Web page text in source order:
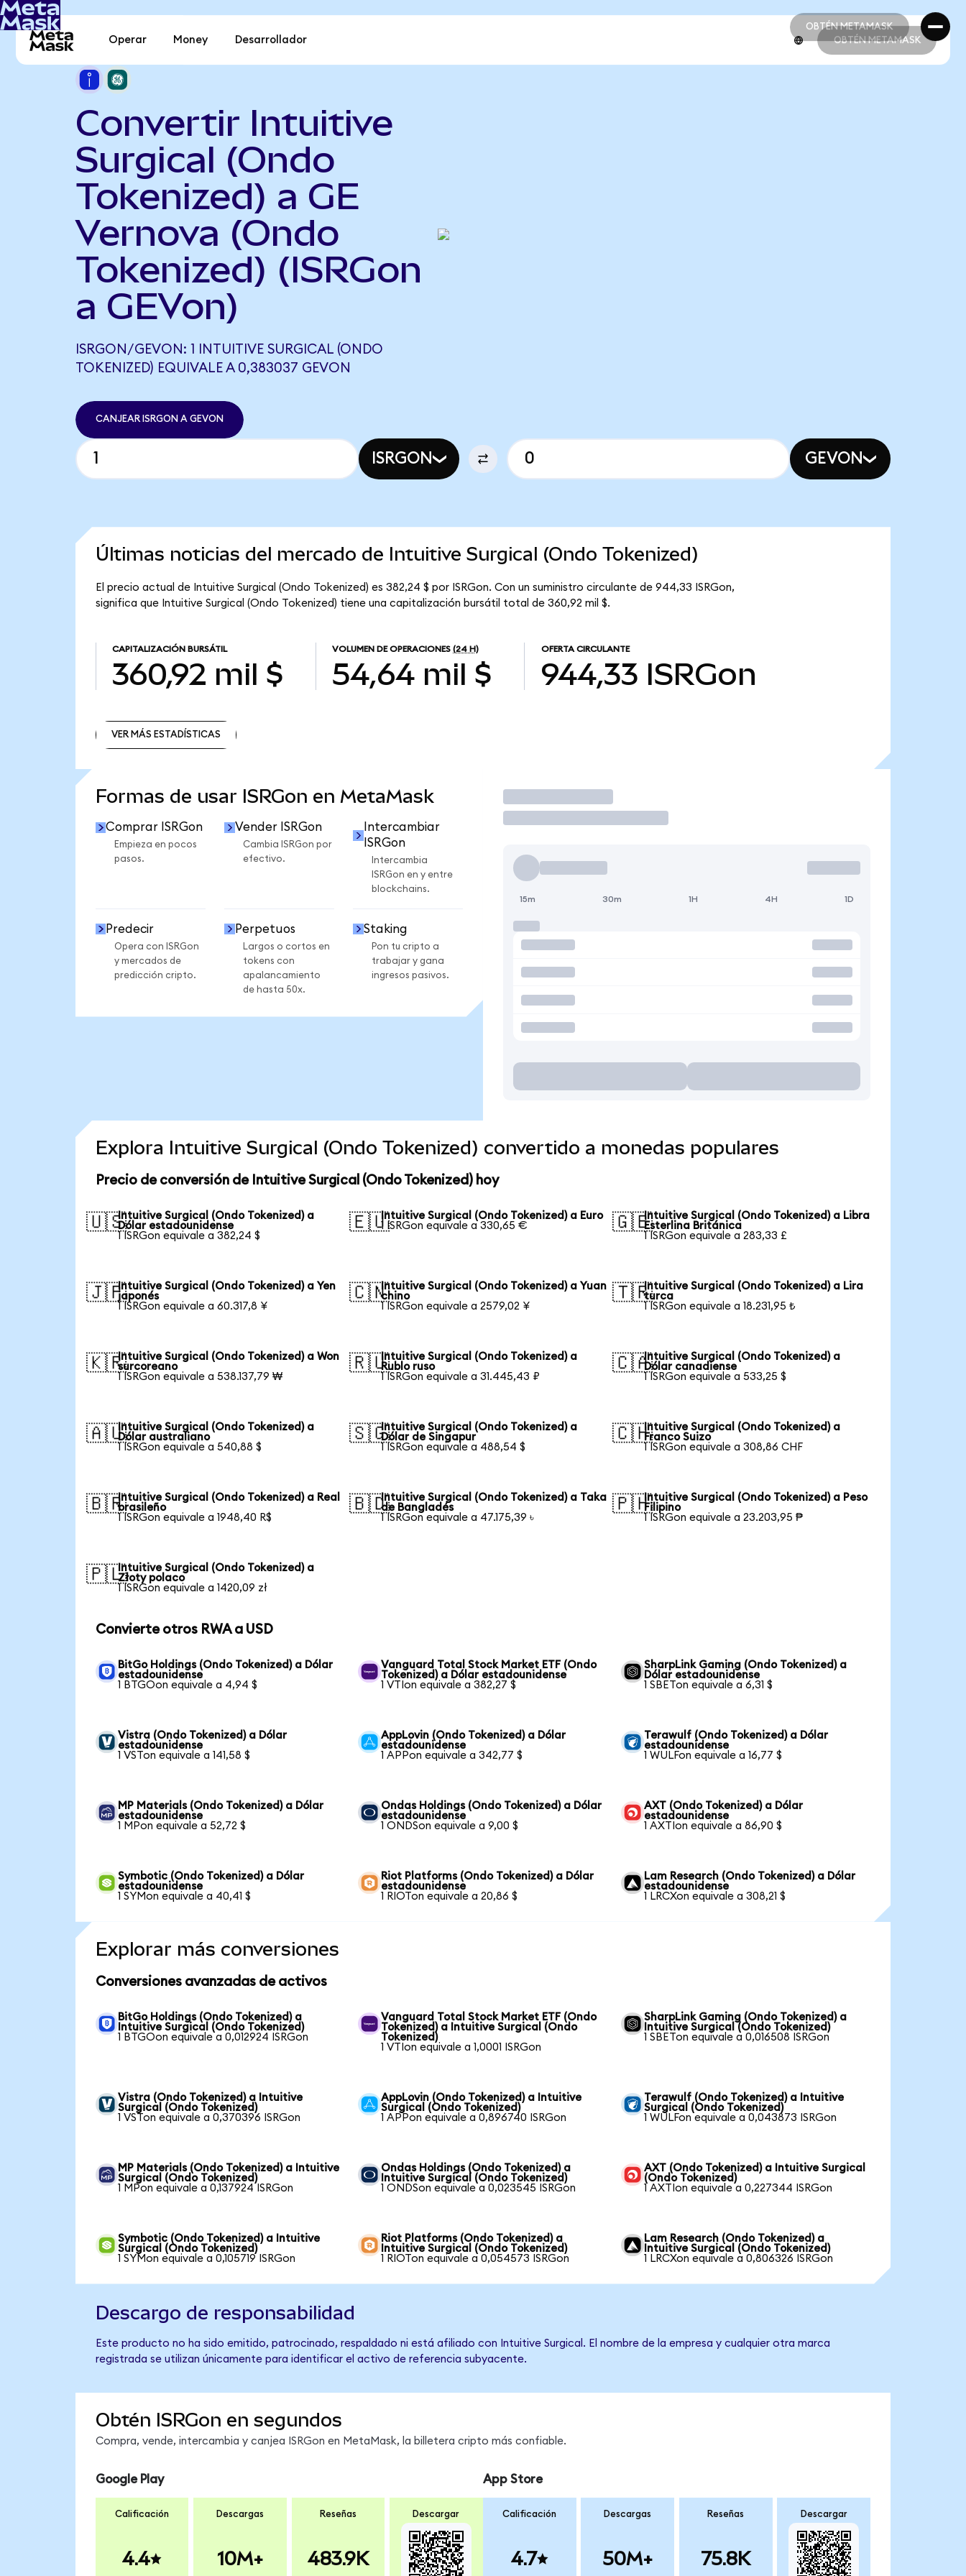
OBTÉN METAMASK
OBTÉN METAMASK
Operar Money Desarrollador OBTÉN METAMASK
Convertir Intuitive
Surgical (Ondo
Tokenized) a GE
Vernova (Ondo
Tokenized) (ISRGon
a GEVon)
ISRGON/GEVON: 1 INTUITIVE SURGICAL (ONDO
TOKENIZED) EQUIVALE A 0,383037 GEVON
CANJEAR ISRGON A GEVON
ISRGON GEVON
Últimas noticias del mercado de Intuitive Surgical (Ondo Tokenized)
El precio actual de Intuitive Surgical (Ondo Tokenized) es 382,24 $ por ISRGon. Con un suministro circulante de 944,33 ISRGon,
significa que Intuitive Surgical (Ondo Tokenized) tiene una capitalización bursátil total de 360,92 mil $.
CAPITALIZACIÓN BURSÁTIL
360,92 mil $
VOLUMEN DE OPERACIONES (24 H)
54,64 mil $
OFERTA CIRCULANTE
944,33 ISRGon
VER MÁS ESTADÍSTICAS
Formas de usar ISRGon en MetaMask
Comprar ISRGon
Empieza en pocos
pasos.
Vender ISRGon
Cambia ISRGon por
efectivo.
Intercambiar
ISRGon
Intercambia
ISRGon en y entre
blockchains.
Predecir
Opera con ISRGon
y mercados de
predicción cripto.
Perpetuos
Largos o cortos en
tokens con
apalancamiento
de hasta 50x.
Staking
Pon tu cripto a
trabajar y gana
ingresos pasivos.
Operar
15m 30m 1H 4H 1D
Explora Intuitive Surgical (Ondo Tokenized) convertido a monedas populares
Precio de conversión de Intuitive Surgical (Ondo Tokenized) hoy
🇺🇸Intuitive Surgical (Ondo Tokenized) a
Dólar estadounidense
1 ISRGon equivale a 382,24 $
🇪🇺Intuitive Surgical (Ondo Tokenized) a Euro
1 ISRGon equivale a 330,65 €
🇬🇧Intuitive Surgical (Ondo Tokenized) a Libra
Esterlina Británica
1 ISRGon equivale a 283,33 £
🇯🇵Intuitive Surgical (Ondo Tokenized) a Yen
japonés
1 ISRGon equivale a 60.317,8 ¥
🇨🇳Intuitive Surgical (Ondo Tokenized) a Yuan
chino
1 ISRGon equivale a 2579,02 ¥
🇹🇷Intuitive Surgical (Ondo Tokenized) a Lira
turca
1 ISRGon equivale a 18.231,95 ₺
🇰🇷Intuitive Surgical (Ondo Tokenized) a Won
surcoreano
1 ISRGon equivale a 538.137,79 ₩
🇷🇺Intuitive Surgical (Ondo Tokenized) a
Rublo ruso
1 ISRGon equivale a 31.445,43 ₽
🇨🇦Intuitive Surgical (Ondo Tokenized) a
Dólar canadiense
1 ISRGon equivale a 533,25 $
🇦🇺Intuitive Surgical (Ondo Tokenized) a
Dólar australiano
1 ISRGon equivale a 540,88 $
🇸🇬Intuitive Surgical (Ondo Tokenized) a
Dólar de Singapur
1 ISRGon equivale a 488,54 $
🇨🇭Intuitive Surgical (Ondo Tokenized) a
Franco Suizo
1 ISRGon equivale a 308,86 CHF
🇧🇷Intuitive Surgical (Ondo Tokenized) a Real
brasileño
1 ISRGon equivale a 1948,40 R$
🇧🇩Intuitive Surgical (Ondo Tokenized) a Taka
de Bangladés
1 ISRGon equivale a 47.175,39 ৳
🇵🇭Intuitive Surgical (Ondo Tokenized) a Peso
Filipino
1 ISRGon equivale a 23.203,95 ₱
🇵🇱Intuitive Surgical (Ondo Tokenized) a
Złoty polaco
1 ISRGon equivale a 1420,09 zł
Convierte otros RWA a USD
BitGo Holdings (Ondo Tokenized) a Dólar
estadounidense
1 BTGOon equivale a 4,94 $
Vanguard Total Stock Market ETF (Ondo
Tokenized) a Dólar estadounidense
1 VTIon equivale a 382,27 $
SharpLink Gaming (Ondo Tokenized) a
Dólar estadounidense
1 SBETon equivale a 6,31 $
Vistra (Ondo Tokenized) a Dólar
estadounidense
1 VSTon equivale a 141,58 $
AppLovin (Ondo Tokenized) a Dólar
estadounidense
1 APPon equivale a 342,77 $
Terawulf (Ondo Tokenized) a Dólar
estadounidense
1 WULFon equivale a 16,77 $
MP Materials (Ondo Tokenized) a Dólar
estadounidense
1 MPon equivale a 52,72 $
Ondas Holdings (Ondo Tokenized) a Dólar
estadounidense
1 ONDSon equivale a 9,00 $
AXT (Ondo Tokenized) a Dólar
estadounidense
1 AXTIon equivale a 86,90 $
Symbotic (Ondo Tokenized) a Dólar
estadounidense
1 SYMon equivale a 40,41 $
Riot Platforms (Ondo Tokenized) a Dólar
estadounidense
1 RIOTon equivale a 20,86 $
Lam Research (Ondo Tokenized) a Dólar
estadounidense
1 LRCXon equivale a 308,21 $
Explorar más conversiones
Conversiones avanzadas de activos
BitGo Holdings (Ondo Tokenized) a
Intuitive Surgical (Ondo Tokenized)
1 BTGOon equivale a 0,012924 ISRGon
Vanguard Total Stock Market ETF (Ondo
Tokenized) a Intuitive Surgical (Ondo
Tokenized)
1 VTIon equivale a 1,0001 ISRGon
SharpLink Gaming (Ondo Tokenized) a
Intuitive Surgical (Ondo Tokenized)
1 SBETon equivale a 0,016508 ISRGon
Vistra (Ondo Tokenized) a Intuitive
Surgical (Ondo Tokenized)
1 VSTon equivale a 0,370396 ISRGon
AppLovin (Ondo Tokenized) a Intuitive
Surgical (Ondo Tokenized)
1 APPon equivale a 0,896740 ISRGon
Terawulf (Ondo Tokenized) a Intuitive
Surgical (Ondo Tokenized)
1 WULFon equivale a 0,043873 ISRGon
MP Materials (Ondo Tokenized) a Intuitive
Surgical (Ondo Tokenized)
1 MPon equivale a 0,137924 ISRGon
Ondas Holdings (Ondo Tokenized) a
Intuitive Surgical (Ondo Tokenized)
1 ONDSon equivale a 0,023545 ISRGon
AXT (Ondo Tokenized) a Intuitive Surgical
(Ondo Tokenized)
1 AXTIon equivale a 0,227344 ISRGon
Symbotic (Ondo Tokenized) a Intuitive
Surgical (Ondo Tokenized)
1 SYMon equivale a 0,105719 ISRGon
Riot Platforms (Ondo Tokenized) a
Intuitive Surgical (Ondo Tokenized)
1 RIOTon equivale a 0,054573 ISRGon
Lam Research (Ondo Tokenized) a
Intuitive Surgical (Ondo Tokenized)
1 LRCXon equivale a 0,806326 ISRGon
Descargo de responsabilidad
Este producto no ha sido emitido, patrocinado, respaldado ni está afiliado con Intuitive Surgical. El nombre de la empresa y cualquier otra marca
registrada se utilizan únicamente para identificar el activo de referencia subyacente.
Obtén ISRGon en segundos
Compra, vende, intercambia y canjea ISRGon en MetaMask, la billetera cripto más confiable.
Google Play
Calificación
4.4
Descargas
10M+
Reseñas
483.9K
Descargar
App Store
Calificación
4.7
Descargas
50M+
Reseñas
75.8K
Descargar